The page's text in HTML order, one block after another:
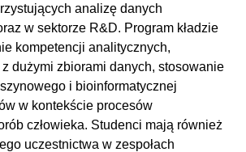
analizę danych
w sektorze R&D. Program kładzie
kompetencji analitycznych,
dużymi zbiorami danych, stosowanie
i bioinformatycznej
w kontekście procesów
człowieka. Studenci mają również
uczestnictwa w zespołach